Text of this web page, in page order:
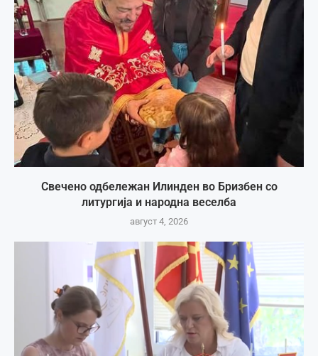
Свечено одбележан Илинден во Бризбен со
литургија и народна веселба
август 4, 2026